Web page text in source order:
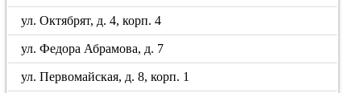
ул. Октябрят, д. 4, корп. 4
ул. Федора Абрамова, д. 7
ул. Первомайская, д. 8, корп. 1